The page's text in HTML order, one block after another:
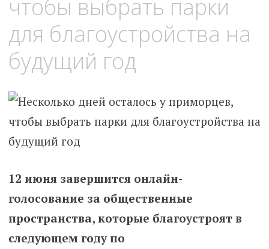
чтобы выбрать парки
для благоустройства на
будущий год
12 июня завершится онлайн-
голосование за общественные
пространства, которые благоустроят в
следующем году по